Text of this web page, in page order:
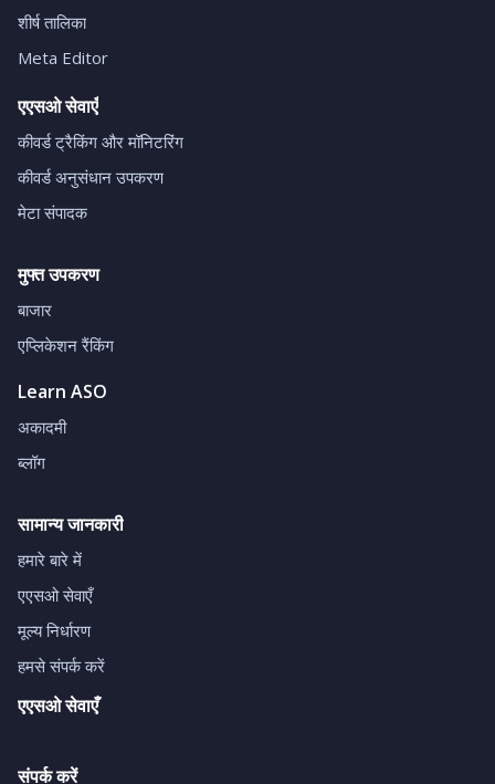
शीर्ष तालिका
Meta Editor
एएसओ सेवाएँ
कीवर्ड ट्रैकिंग और मॉनिटरिंग
कीवर्ड अनुसंधान उपकरण
मेटा संपादक
मुफ्त उपकरण
बाजार
एप्लिकेशन रैंकिंग
Learn ASO
अकादमी
ब्लॉग
सामान्य जानकारी
हमारे बारे में
एएसओ सेवाएँ
मूल्य निर्धारण
हमसे संपर्क करें
एएसओ सेवाएँ
संपर्क करें